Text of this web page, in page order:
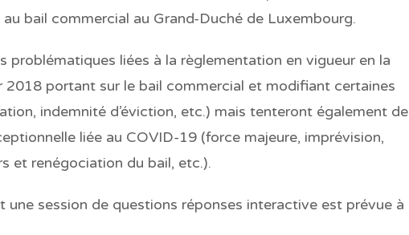
bail commercial au Grand-Duché de Luxembourg.
problématiques liées à la règlementation en vigueur en la
2018 portant sur le bail commercial et modifiant certaines
indemnité d’éviction, etc.) mais tenteront également de
liée au COVID-19 (force majeure, imprévision,
et renégociation du bail, etc.).
une session de questions réponses interactive est prévue à